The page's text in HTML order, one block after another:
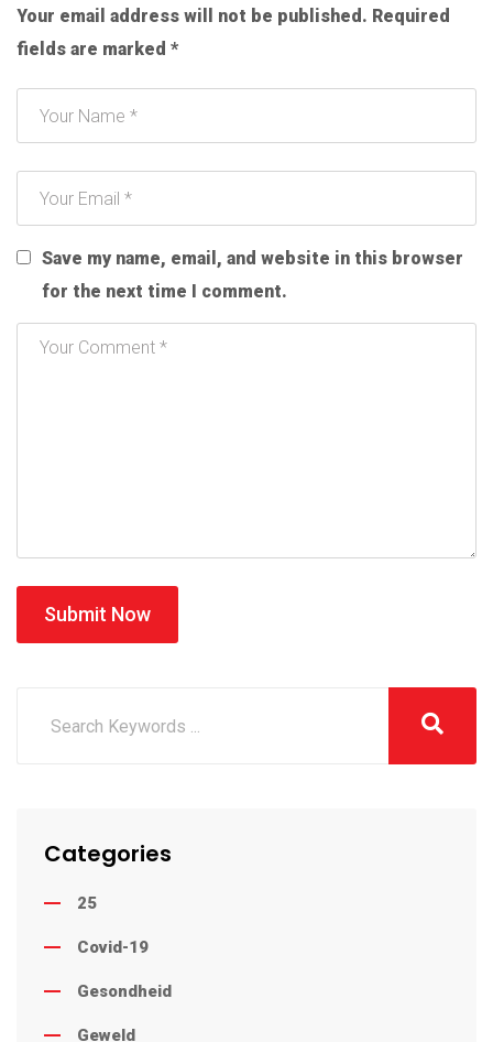
Your email address will not be published. Required
fields are marked *
Save my name, email, and website in this browser
for the next time I comment.
Submit Now
Categories
25
Covid-19
Gesondheid
Geweld